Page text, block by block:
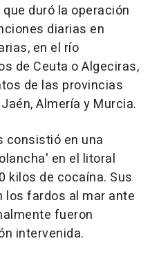
duró la operación
diarias en
en el río
de Ceuta o Algeciras,
de las provincias
Almería y Murcia.
consistió en una
en el litoral
kilos de cocaína. Sus
fardos al mar ante
fueron
intervenida.